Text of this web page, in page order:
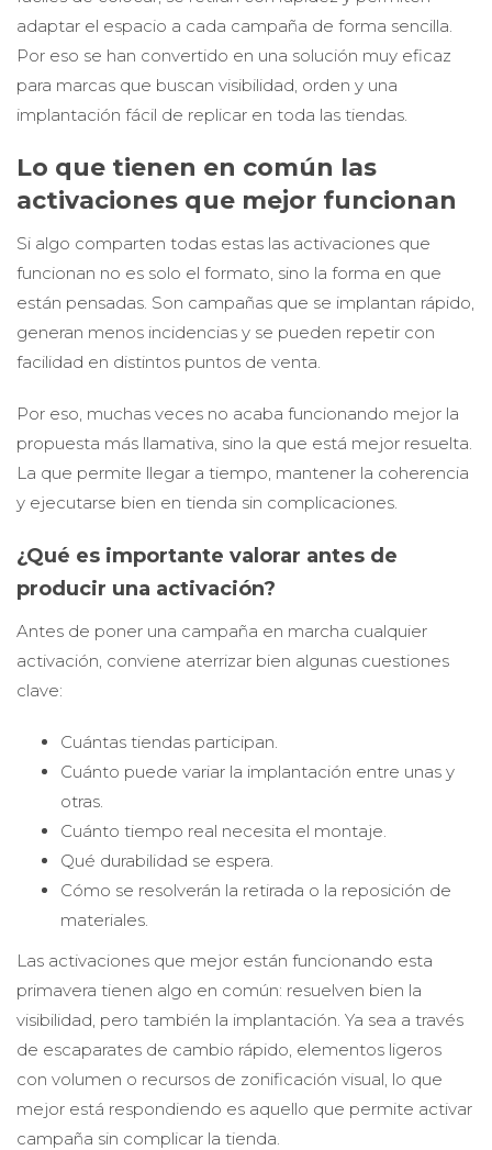
adaptar el espacio a cada campaña de forma sencilla.
Por eso se han convertido en una solución muy eficaz
para marcas que buscan visibilidad, orden y una
implantación fácil de replicar en toda las tiendas.
Lo que tienen en común las
activaciones que mejor funcionan
Si algo comparten todas estas las activaciones que
funcionan no es solo el formato, sino la forma en que
están pensadas. Son campañas que se implantan rápido,
generan menos incidencias y se pueden repetir con
facilidad en distintos puntos de venta.
Por eso, muchas veces no acaba funcionando mejor la
propuesta más llamativa, sino la que está mejor resuelta.
La que permite llegar a tiempo, mantener la coherencia
y ejecutarse bien en tienda sin complicaciones.
¿Qué es importante valorar antes de
producir una activación?
Antes de poner una campaña en marcha cualquier
activación, conviene aterrizar bien algunas cuestiones
clave:
Cuántas tiendas participan.
Cuánto puede variar la implantación entre unas y
otras.
Cuánto tiempo real necesita el montaje.
Qué durabilidad se espera.
Cómo se resolverán la retirada o la reposición de
materiales.
Las activaciones que mejor están funcionando esta
primavera tienen algo en común: resuelven bien la
visibilidad, pero también la implantación. Ya sea a través
de escaparates de cambio rápido, elementos ligeros
con volumen o recursos de zonificación visual, lo que
mejor está respondiendo es aquello que permite activar
campaña sin complicar la tienda.